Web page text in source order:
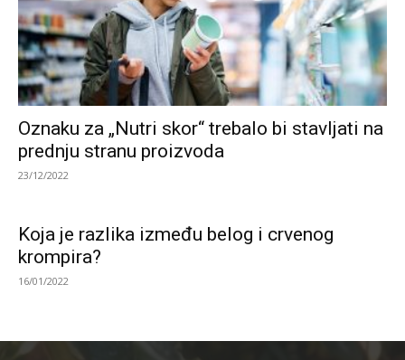
Oznaku za „Nutri skor“ trebalo bi stavljati na
prednju stranu proizvoda
23/12/2022
Koja je razlika između belog i crvenog
krompira?
16/01/2022